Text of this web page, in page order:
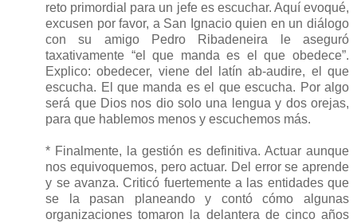
reto primordial para un jefe es escuchar. Aquí evoqué,
excusen por favor, a San Ignacio quien en un diálogo
con su amigo Pedro Ribadeneira le aseguró
taxativamente “el que manda es el que obedece”.
Explico: obedecer, viene del latín ab-audire, el que
escucha. El que manda es el que escucha. Por algo
será que Dios nos dio solo una lengua y dos orejas,
para que hablemos menos y escuchemos más.
* Finalmente, la gestión es definitiva. Actuar aunque
nos equivoquemos, pero actuar. Del error se aprende
y se avanza. Criticó fuertemente a las entidades que
se la pasan planeando y contó cómo algunas
organizaciones tomaron la delantera de cinco años